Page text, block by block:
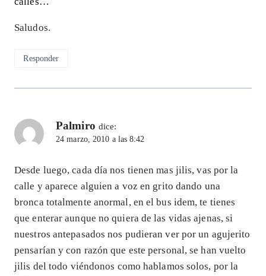
Saludos.
Responder
Palmiro dice:
24 marzo, 2010 a las 8:42
Desde luego, cada día nos tienen mas jilis, vas por la
calle y aparece alguien a voz en grito dando una
bronca totalmente anormal, en el bus idem, te tienes
que enterar aunque no quiera de las vidas ajenas, si
nuestros antepasados nos pudieran ver por un agujerito
pensarían y con razón que este personal, se han vuelto
jilis del todo viéndonos como hablamos solos, por la